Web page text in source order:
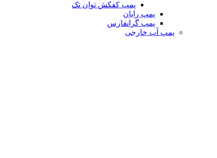
پمپ کفکش توان تک
پمپ رایان
پمپ گرانفارس
پمپ آب خارجی